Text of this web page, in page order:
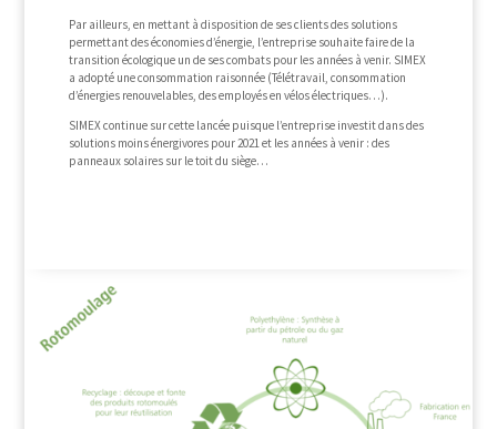
Par ailleurs, en mettant à disposition de ses clients des solutions
permettant des économies d’énergie, l’entreprise souhaite faire de la
transition écologique un de ses combats pour les années à venir. SIMEX
a adopté une consommation raisonnée (Télétravail, consommation
d’énergies renouvelables, des employés en vélos électriques…).
SIMEX continue sur cette lancée puisque l’entreprise investit dans des
solutions moins énergivores pour 2021 et les années à venir : des
panneaux solaires sur le toit du siège…